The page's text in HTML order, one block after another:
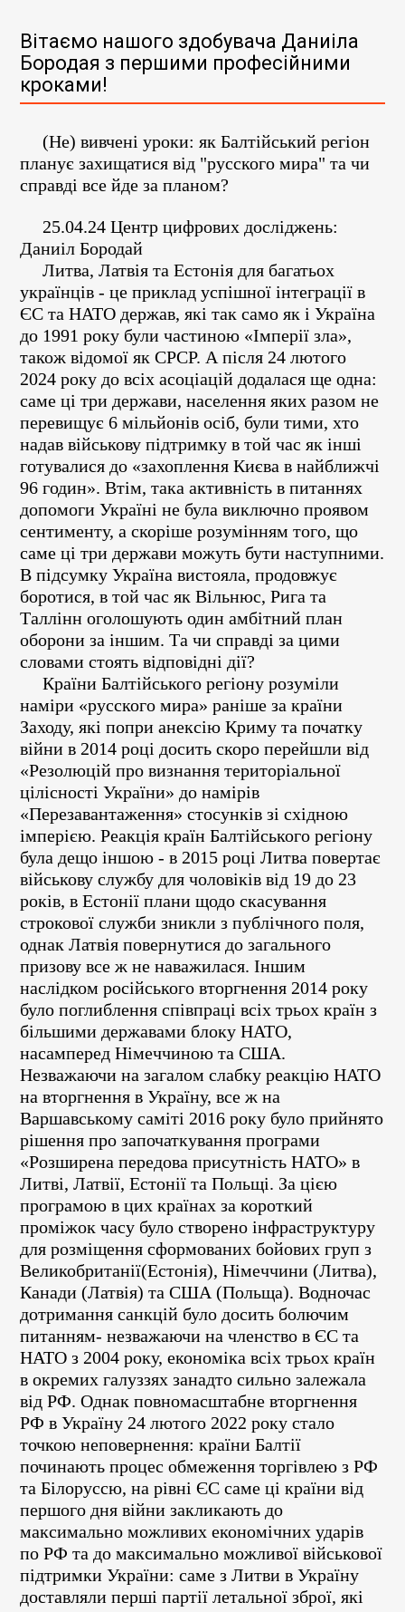
Вітаємо нашого здобувача Даниіла
Бородая з першими професійними
кроками!
(Не) вивчені уроки: як Балтійський регіон
планує захищатися від "русского мира" та чи
справді все йде за планом?
25.04.24 Центр цифрових досліджень:
Даниіл Бородай
Литва, Латвія та Естонія для багатьох
українців - це приклад успішної інтеграції в
ЄС та НАТО держав, які так само як і Україна
до 1991 року були частиною «Імперії зла»,
також відомої як СРСР. А після 24 лютого
2024 року до всіх асоціацій додалася ще одна:
саме ці три держави, населення яких разом не
перевищує 6 мільйонів осіб, були тими, хто
надав військову підтримку в той час як інші
готувалися до «захоплення Києва в найближчі
96 годин». Втім, така активність в питаннях
допомоги Україні не була виключно проявом
сентименту, а скоріше розумінням того, що
саме ці три держави можуть бути наступними.
В підсумку Україна вистояла, продовжує
боротися, в той час як Вільнюс, Рига та
Таллінн оголошують один амбітний план
оборони за іншим. Та чи справді за цими
словами стоять відповідні дії?
Країни Балтійського регіону розуміли
наміри «русского мира» раніше за країни
Заходу, які попри анексію Криму та початку
війни в 2014 році досить скоро перейшли від
«Резолюцій про визнання територіальної
цілісності України» до намірів
«Перезавантаження» стосунків зі східною
імперією. Реакція країн Балтійського регіону
була дещо іншою - в 2015 році Литва повертає
військову службу для чоловіків від 19 до 23
років, в Естонії плани щодо скасування
строкової служби зникли з публічного поля,
однак Латвія повернутися до загального
призову все ж не наважилася. Іншим
наслідком російського вторгнення 2014 року
було поглиблення співпраці всіх трьох країн з
більшими державами блоку НАТО,
насамперед Німеччиною та США.
Незважаючи на загалом слабку реакцію НАТО
на вторгнення в Україну, все ж на
Варшавському саміті 2016 року було прийнято
рішення про започаткування програми
«Розширена передова присутність НАТО» в
Литві, Латвії, Естонії та Польщі. За цією
програмою в цих країнах за короткий
проміжок часу було створено інфраструктуру
для розміщення сформованих бойових груп з
Великобританії(Естонія), Німеччини (Литва),
Канади (Латвія) та США (Польща). Водночас
дотримання санкцій було досить болючим
питанням- незважаючи на членство в ЄС та
НАТО з 2004 року, економіка всіх трьох країн
в окремих галуззях занадто сильно залежала
від РФ. Однак повномасштабне вторгнення
РФ в Україну 24 лютого 2022 року стало
точкою неповернення: країни Балтії
починають процес обмеження торгівлею з РФ
та Білоруссю, на рівні ЄС саме ці країни від
першого дня війни закликають до
максимально можливих економічних ударів
по РФ та до максимально можливої військової
підтримки України: саме з Литви в Україну
доставляли перші партії летальної зброї, які